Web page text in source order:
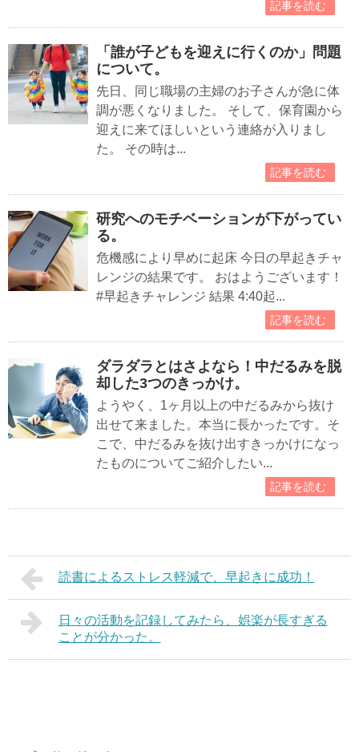
記事を読む
「誰が子どもを迎えに行くのか」問題
について。
先日、同じ職場の主婦のお子さんが急に体
調が悪くなりました。 そして、保育園から
迎えに来てほしいという連絡が入りまし
た。 その時は...
記事を読む
研究へのモチベーションが下がってい
る。
危機感により早めに起床 今日の早起きチャ
レンジの結果です。 おはようございます！
#早起きチャレンジ 結果 4:40起...
記事を読む
ダラダラとはさよなら！中だるみを脱
却した3つのきっかけ。
ようやく、1ヶ月以上の中だるみから抜け
出せて来ました。本当に長かったです。そ
こで、中だるみを抜け出すきっかけになっ
たものについてご紹介したい...
記事を読む
読書によるストレス軽減で、早起きに成功！
日々の活動を記録してみたら、娯楽が長すぎる
ことが分かった。